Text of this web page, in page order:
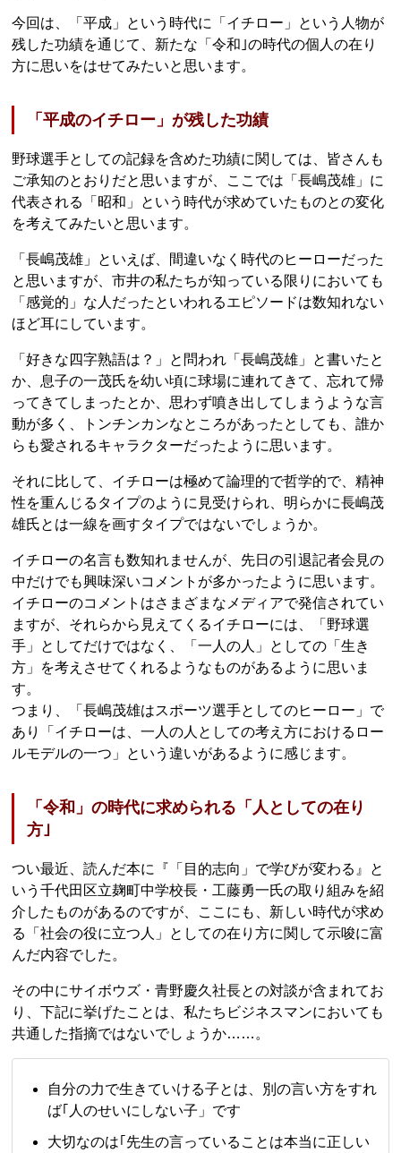
今回は、「平成」という時代に「イチロー」という人物が
残した功績を通じて、新たな「令和｣の時代の個人の在り
方に思いをはせてみたいと思います。
「平成のイチロー」が残した功績
野球選手としての記録を含めた功績に関しては、皆さんも
ご承知のとおりだと思いますが、ここでは「長嶋茂雄」に
代表される「昭和」という時代が求めていたものとの変化
を考えてみたいと思います。
「長嶋茂雄」といえば、間違いなく時代のヒーローだった
と思いますが、市井の私たちが知っている限りにおいても
「感覚的」な人だったといわれるエピソードは数知れない
ほど耳にしています。
「好きな四字熟語は？」と問われ「長嶋茂雄」と書いたと
か、息子の一茂氏を幼い頃に球場に連れてきて、忘れて帰
ってきてしまったとか、思わず噴き出してしまうような言
動が多く、トンチンカンなところがあったとしても、誰か
らも愛されるキャラクターだったように思います。
それに比して、イチローは極めて論理的で哲学的で、精神
性を重んじるタイプのように見受けられ、明らかに長嶋茂
雄氏とは一線を画すタイプではないでしょうか。
イチローの名言も数知れませんが、先日の引退記者会見の
中だけでも興味深いコメントが多かったように思います。
イチローのコメントはさまざまなメディアで発信されてい
ますが、それらから見えてくるイチローには、「野球選
手」としてだけではなく、「一人の人」としての「生き
方」を考えさせてくれるようなものがあるように思いま
す。
つまり、「長嶋茂雄はスポーツ選手としてのヒーロー」で
あり「イチローは、一人の人としての考え方におけるロー
ルモデルの一つ」という違いがあるように感じます。
「令和」の時代に求められる「人としての在り
方｣
つい最近、読んだ本に『「目的志向」で学びが変わる』と
いう千代田区立麹町中学校長・工藤勇一氏の取り組みを紹
介したものがあるのですが、ここにも、新しい時代が求め
る「社会の役に立つ人」としての在り方に関して示唆に富
んだ内容でした。
その中にサイボウズ・青野慶久社長との対談が含まれてお
り、下記に挙げたことは、私たちビジネスマンにおいても
共通した指摘ではないでしょうか……。
自分の力で生きていける子とは、別の言い方をすれ
ば｢人のせいにしない子」です
大切なのは｢先生の言っていることは本当に正しい